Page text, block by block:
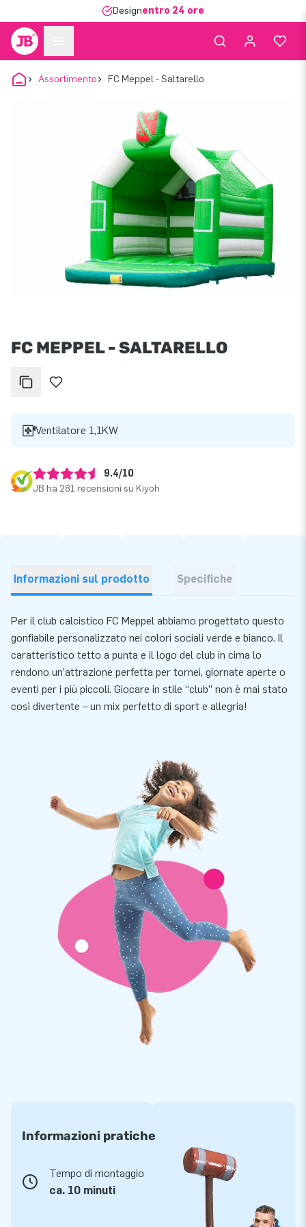
Designentro 24 ore
Assortimento FC Meppel - Saltarello
FC MEPPEL - SALTARELLO
Ventilatore 1,1KW
9.4/10
JB ha 281 recensioni su Kiyoh
Informazioni sul prodotto Specifiche
Per il club calcistico FC Meppel abbiamo progettato questo
gonfiabile personalizzato nei colori sociali verde e bianco. Il
caratteristico tetto a punta e il logo del club in cima lo
rendono un’attrazione perfetta per tornei, giornate aperte o
eventi per i più piccoli. Giocare in stile “club” non è mai stato
così divertente – un mix perfetto di sport e allegria!
Informazioni pratiche
Tempo di montaggio
ca. 10 minuti